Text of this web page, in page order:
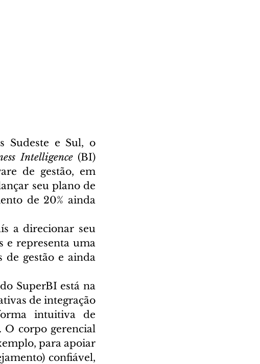
Sudeste e Sul, o
Intelligence (BI)
de gestão, em
seu plano de
de 20% ainda
a direcionar seu
e representa uma
de gestão e ainda
SuperBI está na
de integração
intuitiva de
O corpo gerencial
para apoiar
confiável,